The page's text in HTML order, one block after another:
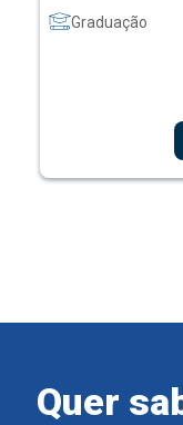
Graduação
Quer